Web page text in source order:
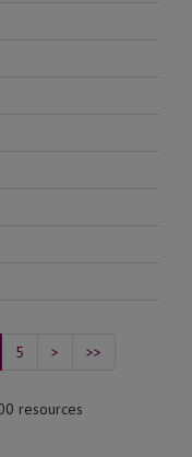
5 > >>
resources